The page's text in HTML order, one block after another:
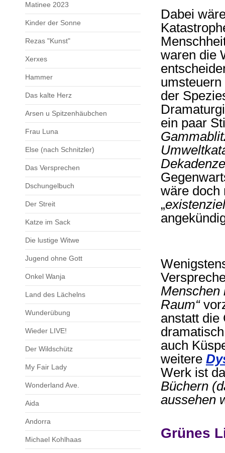
Matinee 2023
Kinder der Sonne
Rezas "Kunst"
Xerxes
Hammer
Das kalte Herz
Arsen u Spitzenhäubchen
Frau Luna
Else (nach Schnitzler)
Das Versprechen
Dschungelbuch
Der Streit
Katze im Sack
Die lustige Witwe
Jugend ohne Gott
Onkel Wanja
Land des Lächelns
Wunderübung
Wieder LIVE!
Der Wildschütz
My Fair Lady
Wonderland Ave.
Aida
Andorra
Michael Kohlhaas
Dabei
waren die
der
ein paar
wäre doch
„
Menschen
Raum“
anstatt die
auch
weitere
Werk ist
Büchern
aussehen
Grünes